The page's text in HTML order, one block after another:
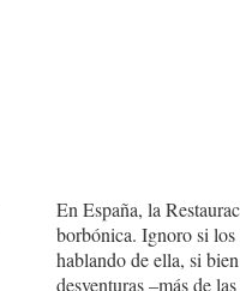
En España, la
borbónica. Ignoro si
hablando de ella, si
desventuras –más de